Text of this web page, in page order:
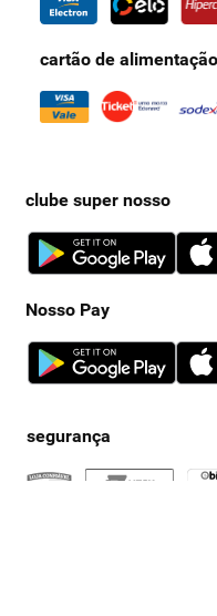
cartão de alimentação
clube super nosso
Nosso Pay